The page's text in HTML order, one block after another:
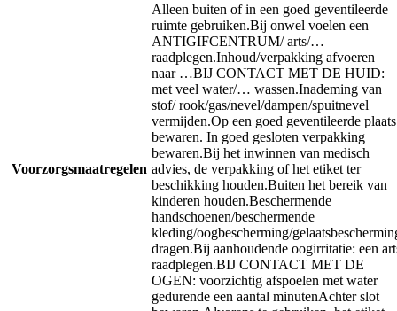
Voorzorgsmaatregelen
Alleen buiten of in een goed geventileerde
ruimte gebruiken.Bij onwel voelen een
ANTIGIFCENTRUM/ arts/…
raadplegen.Inhoud/verpakking afvoeren
naar …BIJ CONTACT MET DE HUID:
met veel water/… wassen.Inademing van
stof/ rook/gas/nevel/dampen/spuitnevel
vermijden.Op een goed geventileerde plaats
bewaren. In goed gesloten verpakking
bewaren.Bij het inwinnen van medisch
advies, de verpakking of het etiket ter
beschikking houden.Buiten het bereik van
kinderen houden.Beschermende
handschoenen/beschermende
kleding/oogbescherming/
dragen.Bij aanhoudende oogirritatie: een
raadplegen.BIJ CONTACT MET DE
OGEN: voorzichtig afspoelen met water
gedurende een aantal minutenAchter slot